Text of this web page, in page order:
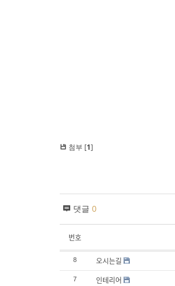
첨부 [1]
댓글 0
번호
8 오시는길
7 인테리어